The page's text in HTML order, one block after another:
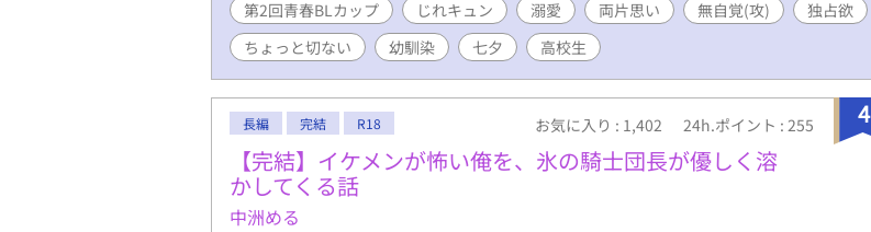
✦10日から青春BLカップが始まりますので宜しくお願いしま
す。 時間帯(目安)：7:40(土日祝/11:40)/19:40予定 仕様を良
く分かってないので、ボーナスタイムによって変更する場合
もあります。朝は2話投稿時のみ 投稿日：8月3日 完結日：8
月31日(予定) ©2026 kurehaCorp. 【無断転載使用AI学習全て
禁止】All rights reserved.
第2回青春BLカップ じれキュン 溺愛 両片思い 無自覚(攻)
独占欲
ちょっと切ない
幼馴染 七夕 高校生
4
長編 完結 R18 お気に入り : 1,402 24h.ポイント : 255
【完結】イケメンが怖い俺を、氷の騎士団長が優しく溶
かしてくる話
中洲める